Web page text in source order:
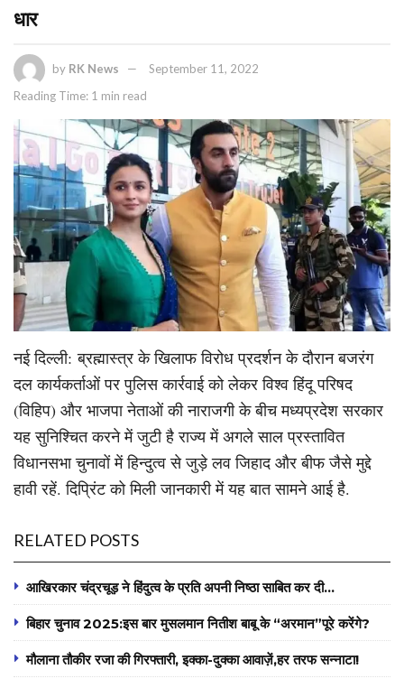
धार
by RK News
September 11, 2022
Reading Time: 1 min read
नई दिल्ली: ब्रह्मास्त्र के खिलाफ विरोध प्रदर्शन के दौरान बजरंग
दल कार्यकर्ताओं पर पुलिस कार्रवाई को लेकर विश्व हिंदू परिषद
(विहिप) और भाजपा नेताओं की नाराजगी के बीच मध्यप्रदेश सरकार
यह सुनिश्चित करने में जुटी है राज्य में अगले साल प्रस्तावित
विधानसभा चुनावों में हिन्दुत्व से जुड़े लव जिहाद और बीफ जैसे मुद्दे
हावी रहें. दिप्रिंट को मिली जानकारी में यह बात सामने आई है.
RELATED POSTS
आखिरकार चंद्रचूड़ ने हिंदुत्व के प्रति अपनी निष्ठा साबित कर दी…
बिहार चुनाव 2025:इस बार मुसलमान नितीश बाबू के “अरमान”पूरे करेंगे?
मौलाना तौकीर रजा की गिरफ्तारी, इक्का-दुक्का आवाज़ें,हर तरफ सन्नाटा!